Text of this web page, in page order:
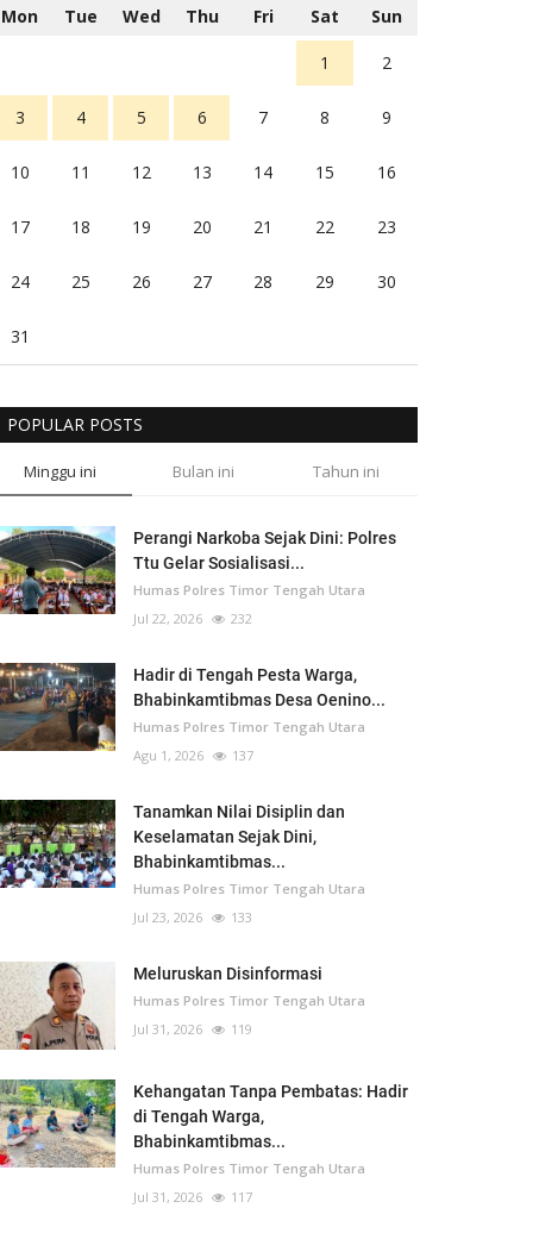
Mon Tue Wed Thu Fri Sat Sun
1 2
3 4 5 6 7 8 9
10 11 12 13 14 15 16
17 18 19 20 21 22 23
24 25 26 27 28 29 30
31
POPULAR POSTS
Minggu ini Bulan ini Tahun ini
Perangi Narkoba Sejak Dini: Polres
Ttu Gelar Sosialisasi...
Humas Polres Timor Tengah Utara
Jul 22, 2026
232
Hadir di Tengah Pesta Warga,
Bhabinkamtibmas Desa Oenino...
Humas Polres Timor Tengah Utara
Agu 1, 2026
137
Tanamkan Nilai Disiplin dan
Keselamatan Sejak Dini,
Bhabinkamtibmas...
Humas Polres Timor Tengah Utara
Jul 23, 2026
133
Meluruskan Disinformasi
Humas Polres Timor Tengah Utara
Jul 31, 2026
119
Kehangatan Tanpa Pembatas: Hadir
di Tengah Warga,
Bhabinkamtibmas...
Humas Polres Timor Tengah Utara
Jul 31, 2026
117